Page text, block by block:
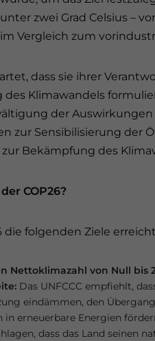
unter zwei Grad Celsius –
im Vergleich zum
dass sie ihrer
Klimawandels
der Auswirkungen
zur Sensibilisierung der
Bekämpfung des
COP26?
die folgenden Ziele
Nettoklimazahl von Null bis
Das UNFCCC empfiehlt,
eindämmen, den
erneuerbare Energien
dass das Land seinen